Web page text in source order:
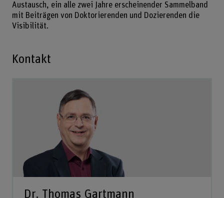
Austausch, ein alle zwei Jahre erscheinender Sammelband
mit Beiträgen von Doktorierenden und Dozierenden die
Visibilität.
Kontakt
Dr. Thomas Gartmann